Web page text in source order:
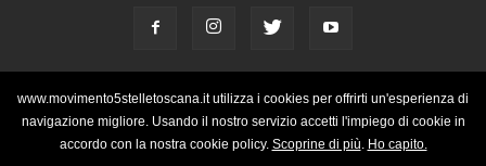
HOME CHI SIAMO CONTATTI
© Copyright 2021 - M5S Toscana
www.movimento5stelletoscana.it utilizza i cookies per offrirti un'esperienza di
navigazione migliore. Usando il nostro servizio accetti l'impiego di cookie in
accordo con la nostra cookie policy. Scoprine di più. Ho capito.